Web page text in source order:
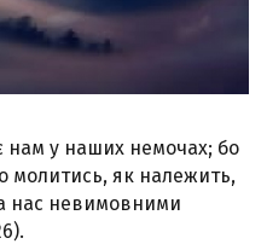
нам у наших немочах; бо
молитись, як належить,
нас невимовними